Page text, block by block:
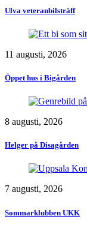
Ulva veteranbilsträff
11 augusti, 2026
Öppet hus i Bigården
8 augusti, 2026
Helger på Disagården
7 augusti, 2026
Sommarklubben UKK